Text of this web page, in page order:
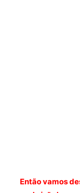
Então vamos